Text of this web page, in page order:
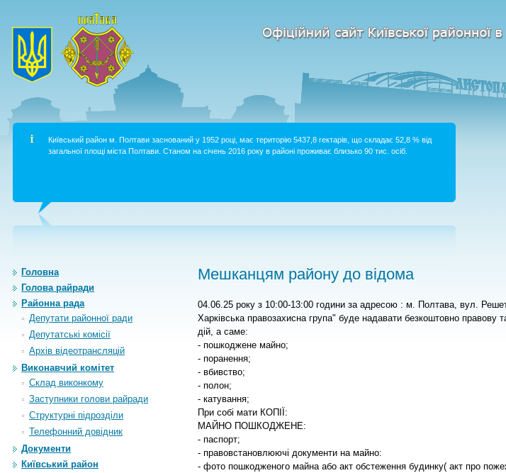
Київський район м. Полтави заснований у 1952 році, має територію 5437,8 гектарів, що складає 52,8 % від
загальної площі міста Полтави. Станом на січень 2016 року в районі проживає близько 90 тис. осіб.
Головна
Голова райради
Районна рада
Депутати районної ради
Депутатські комісії
Архiв вiдеотрансляцiй
Виконавчий комітет
Склад виконкому
Заступники голови райради
Структурні підрозділи
Телефонний довідник
Документи
Київський район
Мешканцям району до відома
04.06.25 року з 10:00-13:00 години за адресою : м. Полтава, вул.
Харківська правозахисна група" буде надавати безкоштовно правову
дій, а саме:
- пошкоджене майно;
- поранення;
- вбивство;
- полон;
- катування;
При собі мати КОПІЇ:
МАЙНО ПОШКОДЖЕНЕ:
- паспорт;
- правовстановлюючі документи на майно:
- фото пошкодженого майна або акт обстеження будинку( акт про